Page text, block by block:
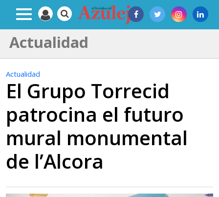
Actualidad
Actualidad
El Grupo Torrecid
patrocina el futuro
mural monumental
de l’Alcora